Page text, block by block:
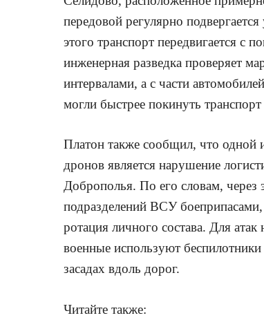
передовой регулярно
этого транспорт передвигается
инженерная разведка проверяет
интервалами, а с части
могли быстрее покинуть транспорт
Платон также сообщил, что одной
дронов является нарушение
Доброполья. По его словам, через
подразделений ВСУ
ротация личного состава. Для
военные используют
засадах вдоль дорог.
Читайте также: